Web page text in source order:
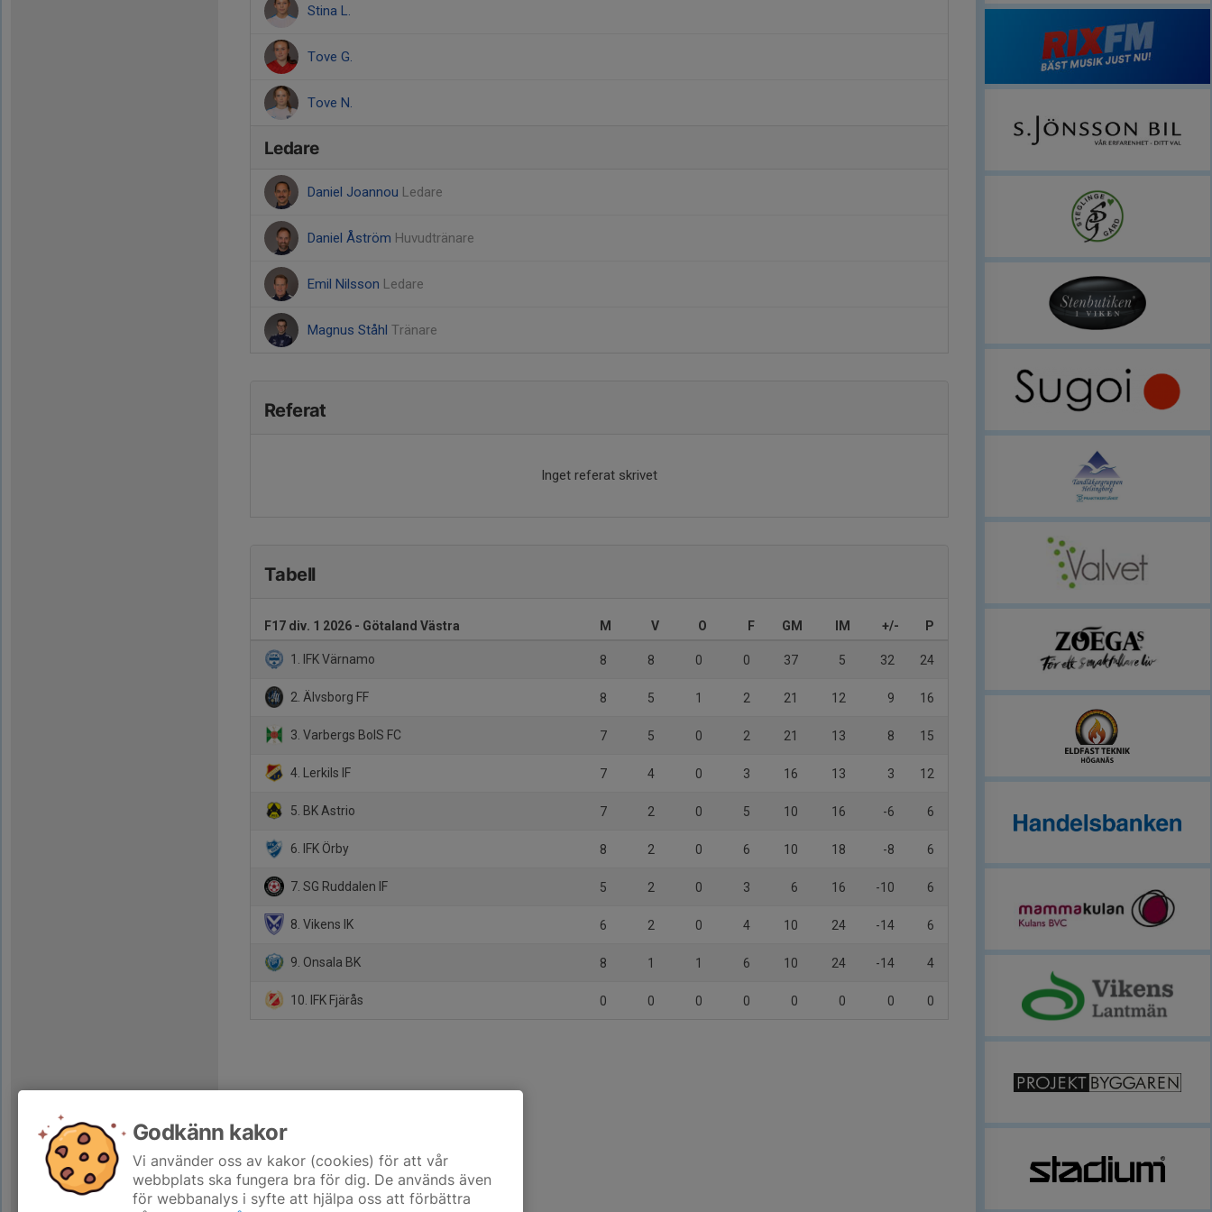
Stina L.
Tove G.
Tove N.
Ledare
Daniel Joannou Ledare
Daniel Åström Huvudtränare
Emil Nilsson Ledare
Magnus Ståhl Tränare
Referat
Inget referat skrivet
Tabell
F17 div. 1 2026 - Götaland Västra M V O F GM IM +/- P
1. IFK Värnamo 8 8 0 0 37 5 32 24
2. Älvsborg FF 8 5 1 2 21 12 9 16
3. Varbergs BoIS FC 7 5 0 2 21 13 8 15
4. Lerkils IF 7 4 0 3 16 13 3 12
5. BK Astrio 7 2 0 5 10 16 -6 6
6. IFK Örby 8 2 0 6 10 18 -8 6
7. SG Ruddalen IF 5 2 0 3 6 16 -10 6
8. Vikens IK 6 2 0 4 10 24 -14 6
9. Onsala BK 8 1 1 6 10 24 -14 4
10. IFK Fjärås 0 0 0 0 0 0 0 0
Godkänn kakor
Vi använder oss av kakor (cookies) för att vår
webbplats ska fungera bra för dig. De används även
för webbanalys i syfte att hjälpa oss att förbättra